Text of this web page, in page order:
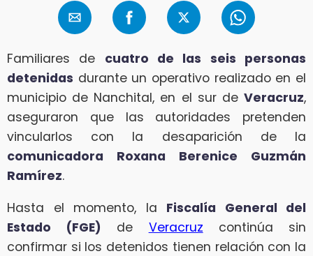
Familiares de cuatro de las seis personas
detenidas durante un operativo realizado en el
municipio de Nanchital, en el sur de Veracruz,
aseguraron que las autoridades pretenden
vincularlos con la desaparición de la
comunicadora Roxana Berenice Guzmán
Ramírez.
Hasta el momento, la Fiscalía General del
Estado (FGE) de Veracruz continúa sin
confirmar si los detenidos tienen relación con la